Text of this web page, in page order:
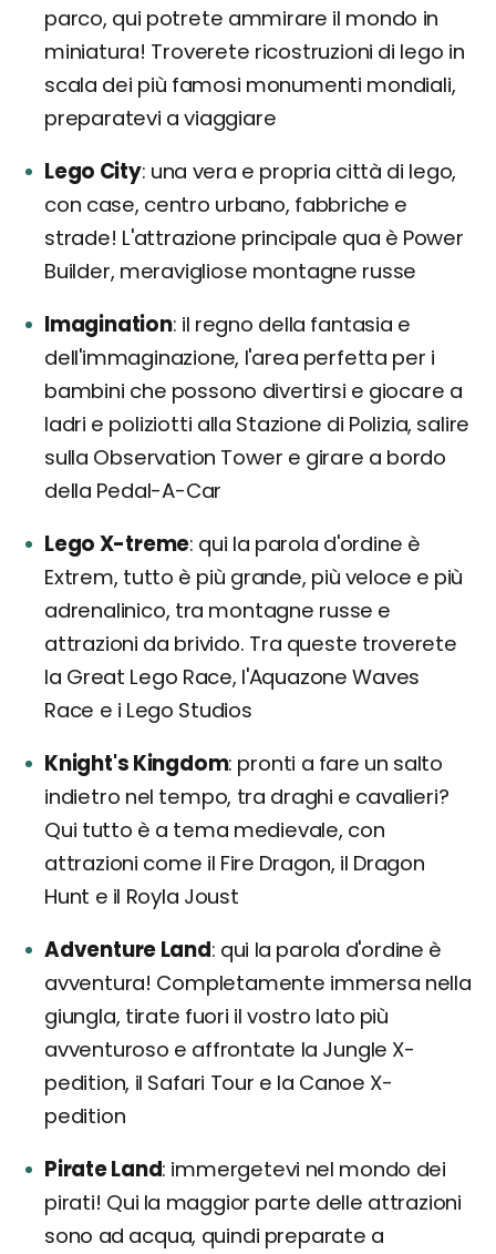
parco, qui potrete ammirare il mondo in
miniatura! Troverete ricostruzioni di lego in
scala dei più famosi monumenti mondiali,
preparatevi a viaggiare
Lego City una vera e propria città di lego,
con case, centro urbano, fabbriche e
strade! L'attrazione principale qua è Power
Builder, meravigliose montagne russe
Imagination il regno della fantasia e
dell'immaginazione, l'area perfetta per i
bambini che possono divertirsi e giocare a
ladri e poliziotti alla Stazione di Polizia, salire
sulla Observation Tower e girare a bordo
della Pedal-A-Car
Lego X-treme qui la parola d'ordine è
Extrem, tutto è più grande, più veloce e più
adrenalinico, tra montagne russe e
attrazioni da brivido. Tra queste troverete
la Great Lego Race, l'Aquazone Waves
Race e i Lego Studios
Knight's Kingdom pronti a fare un salto
indietro nel tempo, tra draghi e cavalieri?
Qui tutto è a tema medievale, con
attrazioni come il Fire Dragon, il Dragon
Hunt e il Royla Joust
Adventure Land qui la parola d'ordine è
avventura! Completamente immersa nella
giungla, tirate fuori il vostro lato più
avventuroso e affrontate la Jungle X-
pedition, il Safari Tour e la Canoe X-
pedition
Pirate Land immergetevi nel mondo dei
pirati! Qui la maggior parte delle attrazioni
sono ad acqua, quindi preparate a